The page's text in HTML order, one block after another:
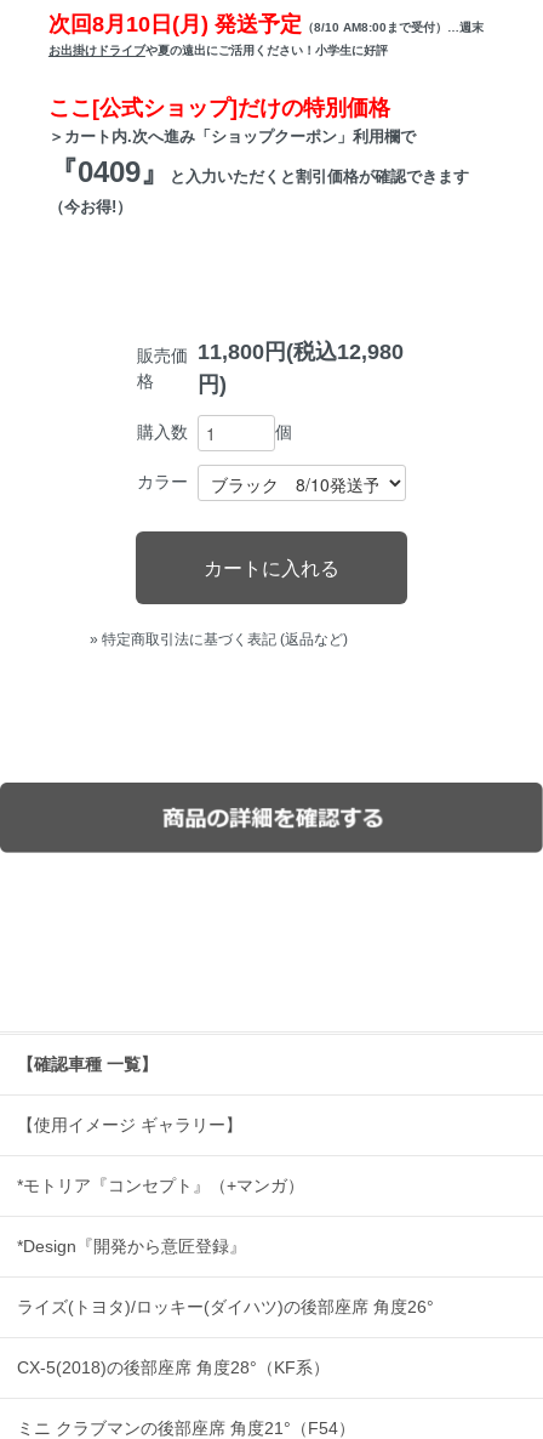
次回8月10日(月) 発送予定 （8/10 AM8:00まで受付）…週末
お出掛けドライブや夏の遠出にご活用ください！小学生に好評
ここ[公式ショップ]だけの特別価格
＞カート内.次へ進み「ショップクーポン」利用欄で
『0409』
と入力いただくと割引価格が確認できます
（今お得!）
販売価
格
11,800円(税込12,980
円)
購入数 個
カラー
» 特定商取引法に基づく表記 (返品など)
【確認車種 一覧】
【使用イメージ ギャラリー】
*モトリア『コンセプト』（+マンガ）
*Design『開発から意匠登録』
ライズ(トヨタ)/ロッキー(ダイハツ)の後部座席 角度26°
CX-5(2018)の後部座席 角度28°（KF系）
ミニ クラブマンの後部座席 角度21°（F54）